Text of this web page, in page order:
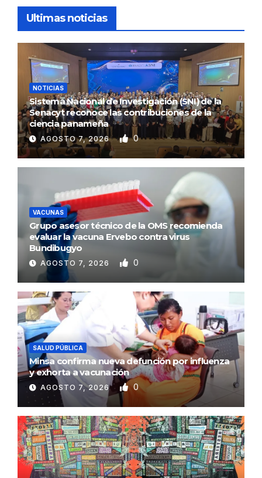
Ultimas noticias
NOTICIAS
Sistema Nacional de Investigación (SNI) de la
Senacyt reconoce las contribuciones de la
ciencia panameña
AGOSTO 7, 2026 0
VACUNAS
Grupo asesor técnico de la OMS recomienda
evaluar la vacuna Ervebo contra virus
Bundibugyo
AGOSTO 7, 2026 0
SALUD PÚBLICA
Minsa confirma nueva defunción por influenza
y exhorta a vacunación
AGOSTO 7, 2026 0